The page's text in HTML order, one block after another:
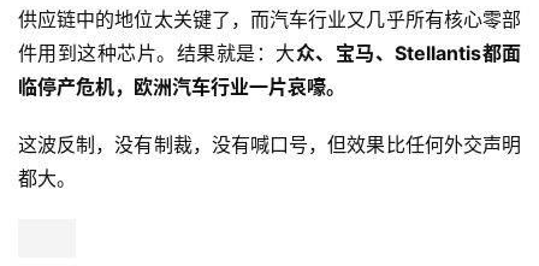
供应链中的地位太关键了，而汽车行业又几乎所有核心零部
件用到这种芯片。结果就是：大众、宝马、Stellantis都面
临停产危机，欧洲汽车行业一片哀嚎。
这波反制，没有制裁，没有喊口号，但效果比任何外交声明
都大。